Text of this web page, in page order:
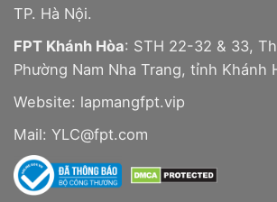
TP. Hà Nội.
FPT Khánh Hòa: STH 22-32 & 33,
Phường Nam Nha Trang, tỉnh Khánh
Website: lapmangfpt.vip
Mail: YLC@fpt.com